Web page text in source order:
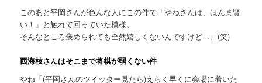
このあと平岡さんが色んな人にこの件で「やねさんは、ほんま賢
い！」と触れて回っていた模様。
そんなところ褒められても全然嬉しくないんですけど…。(笑)
西海枝さんはそこまで将棋が弱くない件
やね「(平岡さんのツイッター見たら)えらく早くに会場に着いた